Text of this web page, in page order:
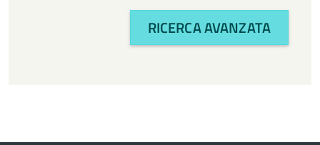
Bilancio e politiche finanziarie
RICERCA AVANZATA